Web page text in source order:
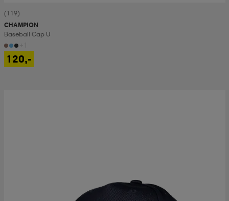
(119)
CHAMPION
Baseball Cap U
120,-